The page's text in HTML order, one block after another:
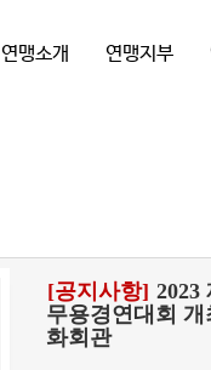
연맹소개 연맹지부
[공지사항] 2023
무용경연대회 개
화회관